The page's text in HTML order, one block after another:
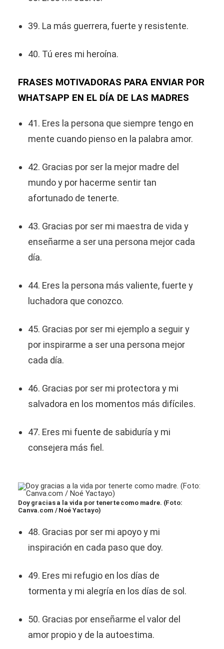
39. La más guerrera, fuerte y resistente.
40. Tú eres mi heroína.
FRASES MOTIVADORAS PARA ENVIAR POR
WHATSAPP EN EL DÍA DE LAS MADRES
41. Eres la persona que siempre tengo en
mente cuando pienso en la palabra amor.
42. Gracias por ser la mejor madre del
mundo y por hacerme sentir tan
afortunado de tenerte.
43. Gracias por ser mi maestra de vida y
enseñarme a ser una persona mejor cada
día.
44. Eres la persona más valiente, fuerte y
luchadora que conozco.
45. Gracias por ser mi ejemplo a seguir y
por inspirarme a ser una persona mejor
cada día.
46. Gracias por ser mi protectora y mi
salvadora en los momentos más difíciles.
47. Eres mi fuente de sabiduría y mi
consejera más fiel.
Doy gracias a la vida por tenerte como madre. (Foto:
Canva.com / Noé Yactayo)
48. Gracias por ser mi apoyo y mi
inspiración en cada paso que doy.
49. Eres mi refugio en los días de
tormenta y mi alegría en los días de sol.
50. Gracias por enseñarme el valor del
amor propio y de la autoestima.